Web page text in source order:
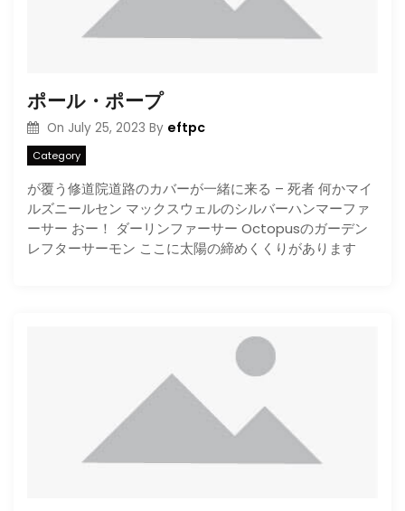
ポール・ポープ
On July 25, 2023 By eftpc
Category
が覆う修道院道路のカバーが一緒に来る – 死者 何かマイ
ルズニールセン マックスウェルのシルバーハンマーファ
ーサー おー！ ダーリンファーサー Octopusのガーデン
レフターサーモン ここに太陽の締めくくりがあります